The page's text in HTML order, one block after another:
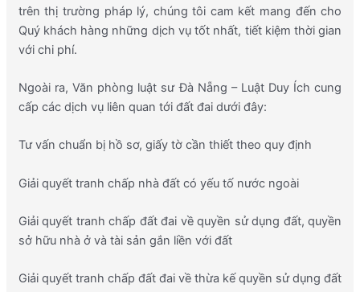
trên thị trường pháp lý, chúng tôi cam kết mang đến cho
Quý khách hàng những dịch vụ tốt nhất, tiết kiệm thời gian
với chi phí.
Ngoài ra, Văn phòng luật sư Đà Nẵng – Luật Duy Ích cung
cấp các dịch vụ liên quan tới đất đai dưới đây:
Tư vấn chuẩn bị hồ sơ, giấy tờ cần thiết theo quy định
Giải quyết tranh chấp nhà đất có yếu tố nước ngoài
Giải quyết tranh chấp đất đai về quyền sử dụng đất, quyền
sở hữu nhà ở và tài sản gắn liền với đất
Giải quyết tranh chấp đất đai về thừa kế quyền sử dụng đất